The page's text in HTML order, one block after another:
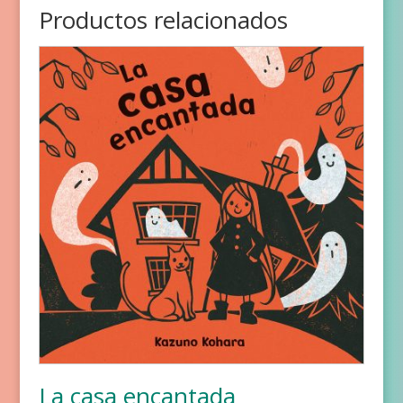
Productos relacionados
La casa encantada